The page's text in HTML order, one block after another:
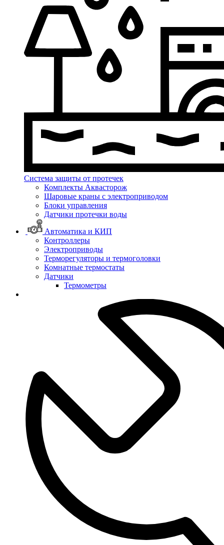
Система защиты от протечек
Комплекты Аквасторож
Шаровые краны с электроприводом
Блоки управления
Датчики протечки воды
Автоматика и КИП
Контроллеры
Электроприводы
Терморегуляторы и термоголовки
Комнатные термостаты
Датчики
Термометры